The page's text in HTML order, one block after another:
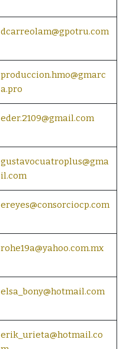
dcarreolam@gpotru.com
produccion.hmo@gmarc
a.pro
eder.2109@gmail.com
gustavocuatroplus@gma
il.com
ereyes@consorciocp.com
rohe19a@yahoo.com.mx
elsa_bony@hotmail.com
erik_urieta@hotmail.co